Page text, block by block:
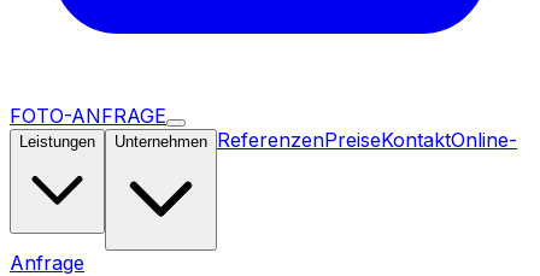
FOTO-ANFRAGE
Leistungen Unternehmen ReferenzenPreiseKontaktOnline-
Anfrage